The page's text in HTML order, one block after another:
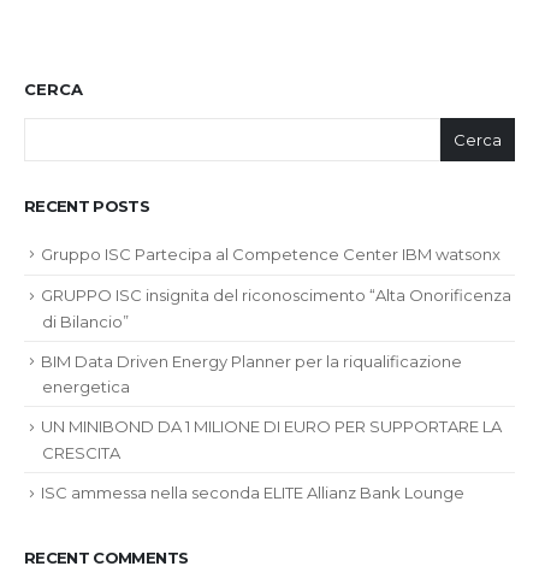
CERCA
Cerca
RECENT POSTS
Gruppo ISC Partecipa al Competence Center IBM watsonx
GRUPPO ISC insignita del riconoscimento “Alta Onorificenza
di Bilancio”
BIM Data Driven Energy Planner per la riqualificazione
energetica
UN MINIBOND DA 1 MILIONE DI EURO PER SUPPORTARE LA
CRESCITA
ISC ammessa nella seconda ELITE Allianz Bank Lounge
RECENT COMMENTS